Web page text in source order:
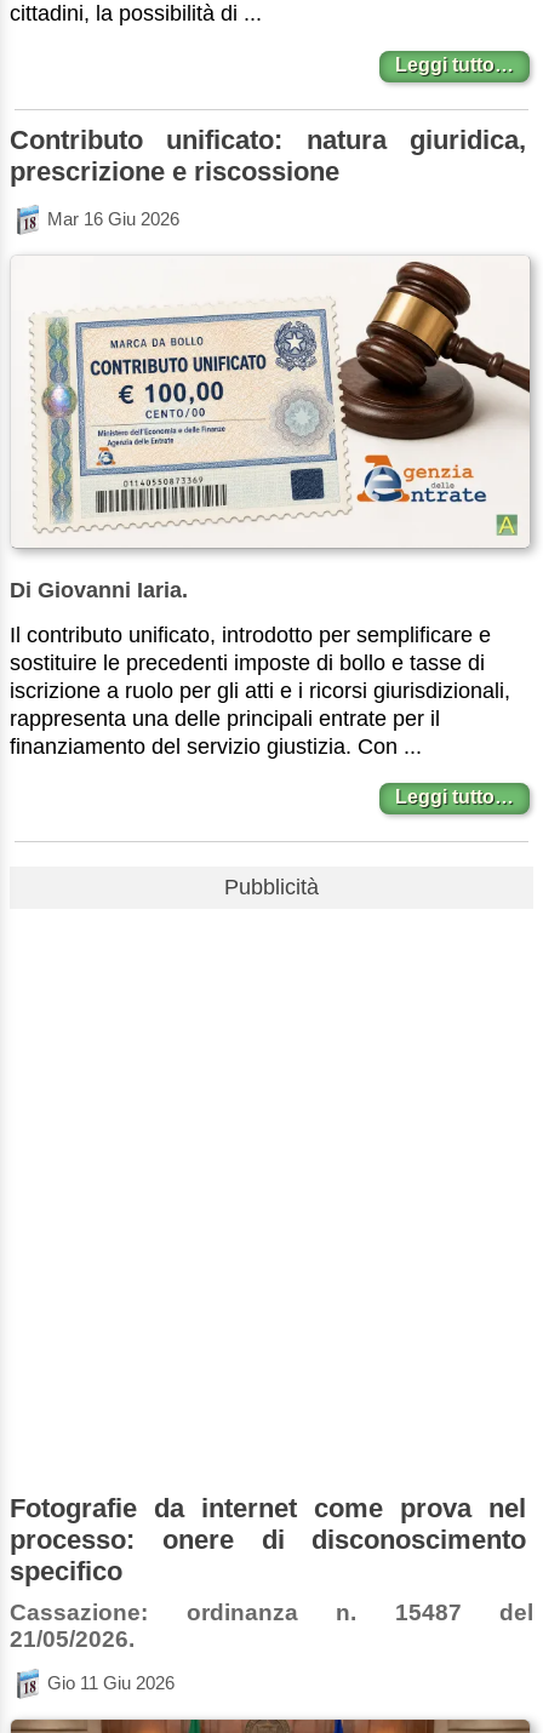
cittadini, la possibilità di ...
Leggi tutto…
Contributo unificato: natura giuridica,
prescrizione e riscossione
Mar 16 Giu 2026
Di Giovanni Iaria.
Il contributo unificato, introdotto per semplificare e
sostituire le precedenti imposte di bollo e tasse di
iscrizione a ruolo per gli atti e i ricorsi giurisdizionali,
rappresenta una delle principali entrate per il
finanziamento del servizio giustizia. Con ...
Leggi tutto…
Pubblicità
Fotografie da internet come prova nel
processo: onere di disconoscimento
specifico
Cassazione: ordinanza n. 15487 del
21/05/2026.
Gio 11 Giu 2026